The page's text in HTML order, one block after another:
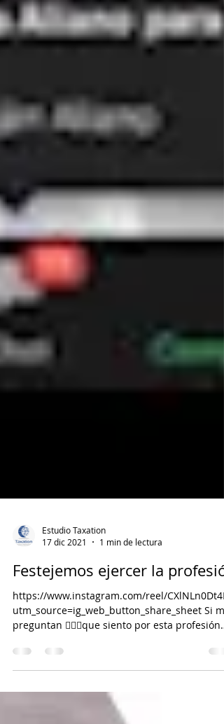
17 dic 2021
1 min de lectura
Festejemos ejercer la
https://www.instagram.com/reel/CXlNLn0Dt4I/
preguntan 🙋🏼‍♀️que siento por esta profesión
sin...